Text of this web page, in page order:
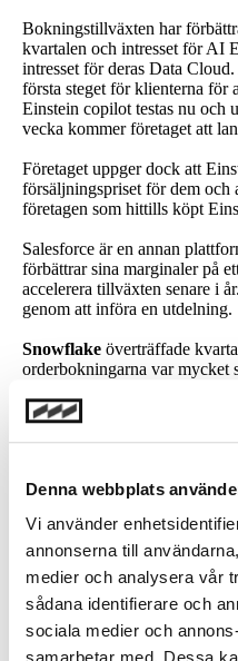
Denna webbplats
Vi använder
annonserna till
medier och analysera vår
sådana identifierare och
sociala medier och
Bokningstillväxten har
kvartalen och intresset för AI
intresset för deras Data
första steget för klienterna för
Einstein copilot testas nu och
vecka kommer företaget att
Företaget uppger dock att
försäljningspriset för dem
företagen som hittills köpt
Salesforce är en annan
förbättrar sina marginaler på
accelerera tillväxten senare i
genom att införa en utdelning.
Snowflake överträffade
orderbokningarna var mycket
41% år/år. Företagets
förväntningarna, med 22%
konsensusförväntningar runt
setts under det senaste året.
lagring ska skada
sättet hur de lagrar hos
kunder har blivit mer
alltid kommer att finnas ett
tror att förändringen i
ståndpunkt gällande